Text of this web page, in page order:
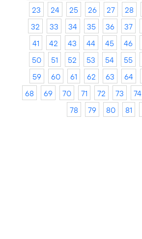
23
24 25 26 27 28
32
33 34 35 36 37
41
42 43 44 45 46
50
51 52 53 54 55
59
60 61 62 63 64
68
69 70 71 72 73 74
78
79 80 81